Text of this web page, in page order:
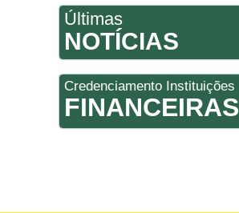
Últimas
NOTÍCIAS
Credenciamento Instituições
FINANCEIRAS